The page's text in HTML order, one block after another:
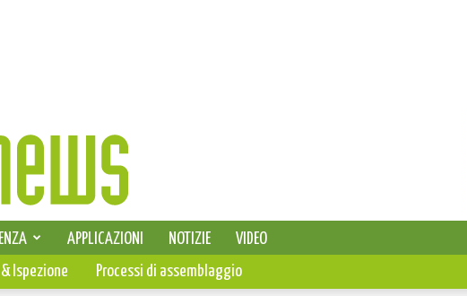
DI ELETTRONICA
APPLICAZIONI NOTIZIE
VIDEO
& Ispezione Processi di assemblaggio